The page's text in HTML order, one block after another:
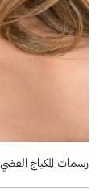
رسمات المكياج